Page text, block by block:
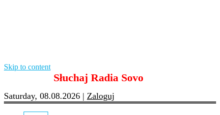
Skip to content
Słuchaj Radia Sovo
Saturday, 08.08.2026 | Zaloguj